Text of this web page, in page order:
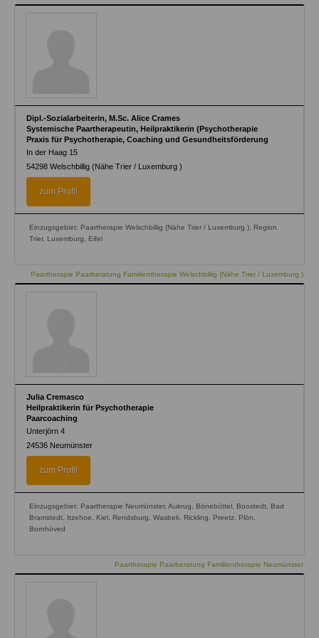
Dipl.-Sozialarbeiterin, M.Sc. Alice Crames
Systemische Paartherapeutin, Heilpraktikerin (Psychotherapie
Praxis für Psychotherapie, Coaching und Gesundheitsförderung
In der Haag 15
54298 Welschbillig (Nähe Trier / Luxemburg )
zum Profil
Einzugsgebiet: Paartherapie Welschbillig (Nähe Trier / Luxemburg ), Region
Trier, Luxemburg, Eifel
Paartherapie Paarberatung Familientherapie Welschbillig (Nähe Trier / Luxemburg )
Julia Cremasco
Heilpraktikerin für Psychotherapie
Paarcoaching
Unterjörn 4
24536 Neumünster
zum Profil
Einzugsgebiet: Paartherapie Neumünster, Aukrug, Bönebüttel, Boostedt, Bad
Bramstedt, Itzehoe, Kiel, Rendsburg, Wasbek, Rickling, Preetz, Plön,
Bornhöved
Paartherapie Paarberatung Familientherapie Neumünster